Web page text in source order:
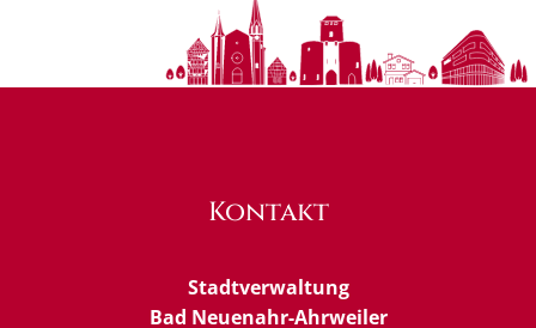
Kontakt
Stadtverwaltung
Bad Neuenahr-Ahrweiler